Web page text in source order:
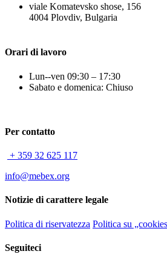
viale Komatevsko shose, 156
4004 Plovdiv, Bulgaria
Orari di lavoro
Lun--ven 09:30 – 17:30
Sabato e domenica: Chiuso
Per contatto
+ 359 32 625 117
info@mebex.org
Notizie di carattere legale
Politica di riservatezza Politica su
Seguiteci